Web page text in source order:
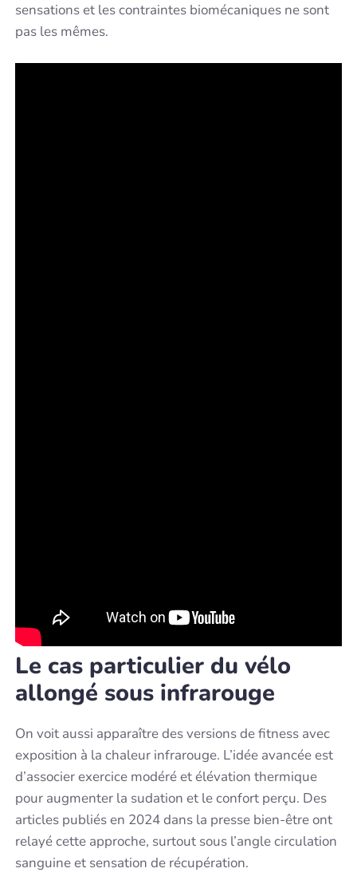
sensations et les contraintes biomécaniques ne sont
pas les mêmes.
Le cas particulier du vélo
allongé sous infrarouge
On voit aussi apparaître des versions de fitness avec
exposition à la chaleur infrarouge. L’idée avancée est
d’associer exercice modéré et élévation thermique
pour augmenter la sudation et le confort perçu. Des
articles publiés en 2024 dans la presse bien-être ont
relayé cette approche, surtout sous l’angle circulation
sanguine et sensation de récupération.